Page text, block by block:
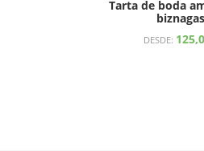
Tarta de boda
biznagas
DESDE: